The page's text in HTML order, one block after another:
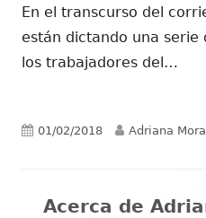
En el transcurso del
están dictando una
los trabajadores del…
Publicado
01/02/2018 Autor
Adriana Mora
Acerca de